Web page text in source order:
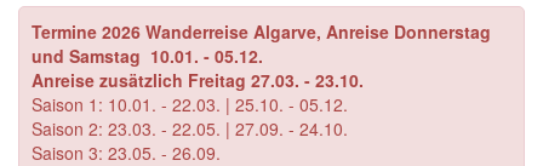
Termine 2026 Wanderreise Algarve, Anreise Donnerstag
und Samstag 10.01. - 05.12.
Anreise zusätzlich Freitag 27.03. - 23.10.
Saison 1: 10.01. - 22.03. | 25.10. - 05.12.
Saison 2: 23.03. - 22.05. | 27.09. - 24.10.
Saison 3: 23.05. - 26.09.